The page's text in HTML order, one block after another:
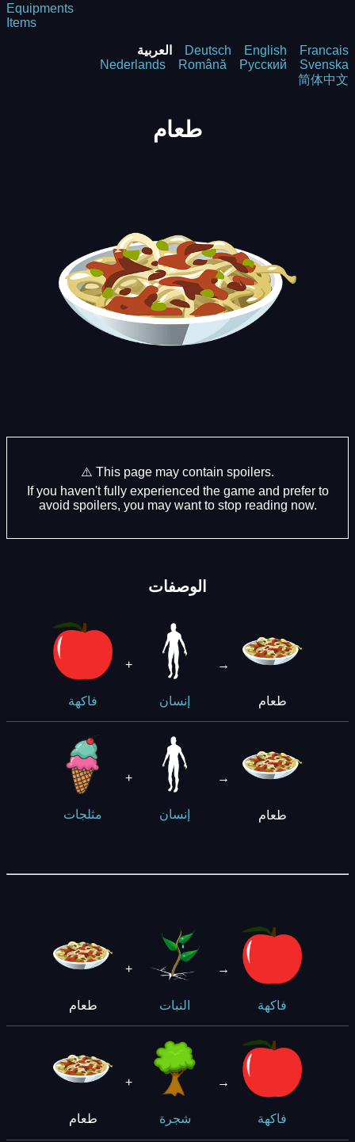
Equipments
Items
العربية Deutsch English
Francais
Nederlands
Română Русский
Svenska
简体中文
طعام
⚠️ This page may contain spoilers.
If you haven't fully experienced the game and prefer to
avoid spoilers, you may want to stop reading now.
الوصفات
فاكهة
+
إنسان
→
طعام
مثلجات
+
إنسان
→
طعام
طعام
+
النبات
→
فاكهة
طعام
+
شجرة
→
فاكهة